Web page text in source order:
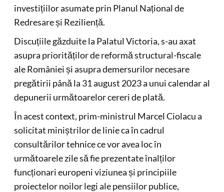
investițiilor asumate prin Planul Național de
Redresare și Reziliență.
Discuțiile găzduite la Palatul Victoria, s-au axat
asupra priorităților de reformă structural-fiscale
ale României și asupra demersurilor necesare
pregătirii până la 31 august 2023 a unui calendar al
depunerii următoarelor cereri de plată.
În acest context, prim-ministrul Marcel Ciolacu a
solicitat miniștrilor de linie ca în cadrul
consultărilor tehnice ce vor avea loc în
următoarele zile să fie prezentate înalților
funcționari europeni viziunea și principiile
proiectelor noilor legi ale pensiilor publice,